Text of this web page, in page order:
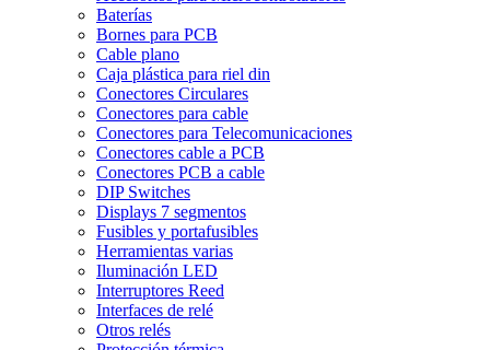
Baterías
Bornes para PCB
Cable plano
Caja plástica para riel din
Conectores Circulares
Conectores para cable
Conectores para Telecomunicaciones
Conectores cable a PCB
Conectores PCB a cable
DIP Switches
Displays 7 segmentos
Fusibles y portafusibles
Herramientas varias
Iluminación LED
Interruptores Reed
Interfaces de relé
Otros relés